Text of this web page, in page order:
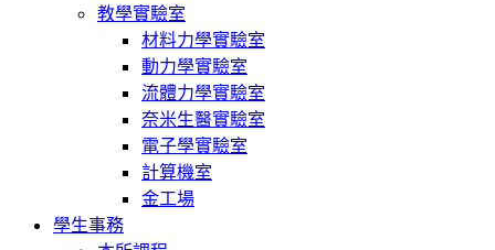
教學實驗室
材料力學實驗室
動力學實驗室
流體力學實驗室
奈米生醫實驗室
電子學實驗室
計算機室
金工場
學生事務